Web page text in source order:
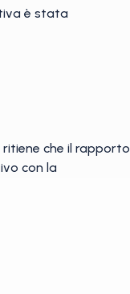
è stata
ritiene che il rapporto
con la